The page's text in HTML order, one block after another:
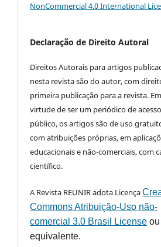
NonCommercial 4.0 International
Declaração de Direito Autoral
Direitos Autorais para artigos
nesta revista são do autor, com
primeira publicação para a revista. Em
virtude de ser um periódico de acesso
público, os artigos são de uso
com atribuições próprias, em
educacionais e não-comerciais, com
científico.
A Revista REUNIR adota Licença
Commons Atribuição-Uso não-
comercial 3.0 Brasil License
equivalente.